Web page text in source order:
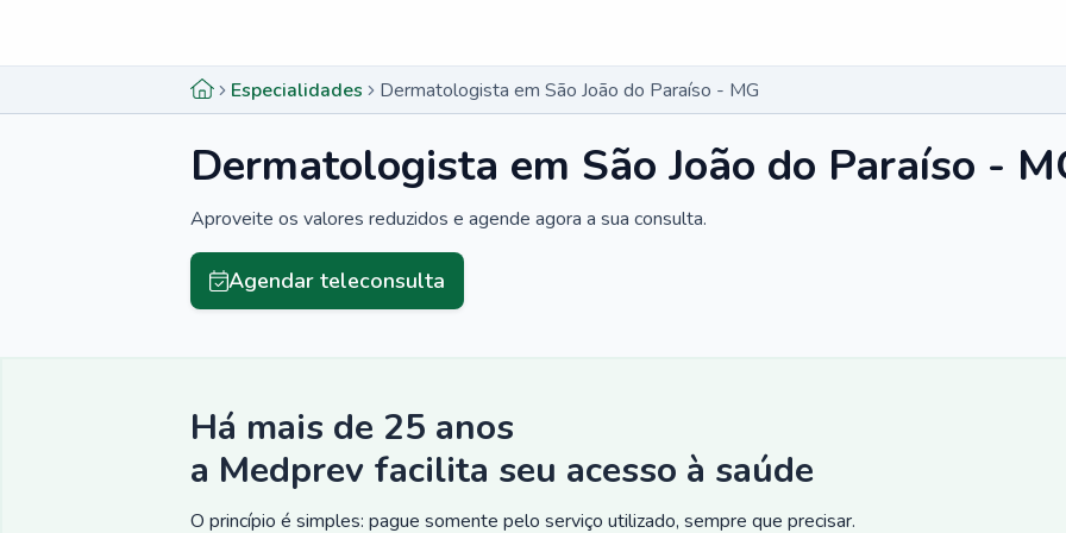
Especialidades Dermatologista em São João do Paraíso - MG
Dermatologista em São João do Paraíso -
Aproveite os valores reduzidos e agende agora a sua consulta.
Agendar teleconsulta
Há mais de 25 anos
a Medprev facilita seu acesso à saúde
O princípio é simples: pague somente pelo serviço utilizado, sempre que precisar.